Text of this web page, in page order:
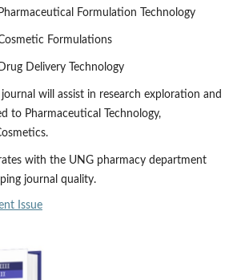
Formulation Technology
Formulations
Delivery Technology
will assist in research exploration and
to Pharmaceutical Technology,
with the UNG pharmacy department
journal quality.
Issue